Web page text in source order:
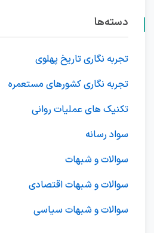
دسته‌ها
تجربه نگاری تاریخ پهلوی
تجربه نگاری کشورهای مستعمره
تکنیک های عملیات روانی
سواد رسانه
سوالات و شبهات
سوالات و شبهات اقتصادی
سوالات و شبهات سیاسی